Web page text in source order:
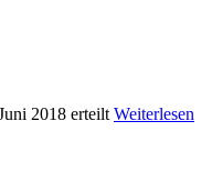
2018 erteilt Weiterlesen